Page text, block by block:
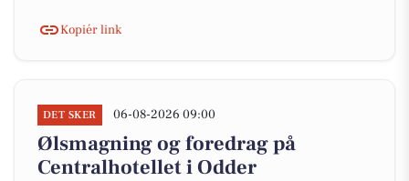
Kopiér link
DET SKER 06-08-2026 09:00
Ølsmagning og foredrag på
Centralhotellet i Odder